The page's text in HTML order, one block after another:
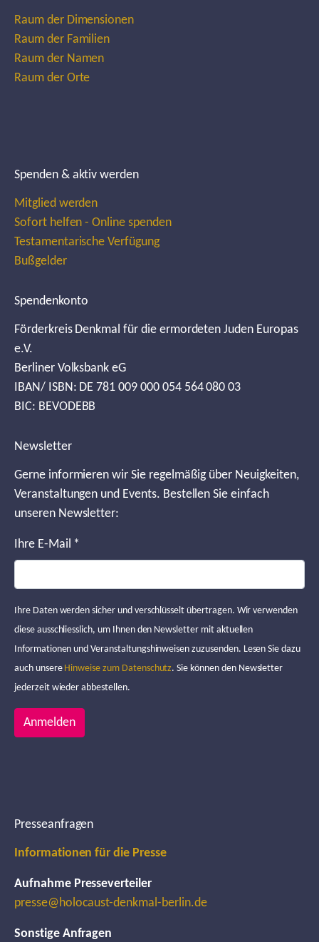
Raum der Dimensionen
Raum der Familien
Raum der Namen
Raum der Orte
Spenden & aktiv werden
Mitglied werden
Sofort helfen - Online spenden
Testamentarische Verfügung
Bußgelder
Spendenkonto
Förderkreis Denkmal für die ermordeten Juden Europas
e.V.
Berliner Volksbank eG
IBAN/ ISBN: DE 781 009 000 054 564 080 03
BIC: BEVODEBB
Newsletter
Gerne informieren wir Sie regelmäßig über Neuigkeiten,
Veranstaltungen und Events. Bestellen Sie einfach
unseren Newsletter:
Ihre E-Mail *
Ihre Daten werden sicher und verschlüsselt übertragen. Wir verwenden
diese ausschliesslich, um Ihnen den Newsletter mit aktuellen
Informationen und Veranstaltungshinweisen zuzusenden. Lesen Sie dazu
auch unsere Hinweise zum Datenschutz. Sie können den Newsletter
jederzeit wieder abbestellen.
Anmelden
Presseanfragen
Informationen für die Presse
Aufnahme Presseverteiler
presse@holocaust-denkmal-berlin.de
Sonstige Anfragen